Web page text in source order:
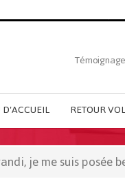
Top
menu
D'ACCUEIL RETOUR
je me suis posée